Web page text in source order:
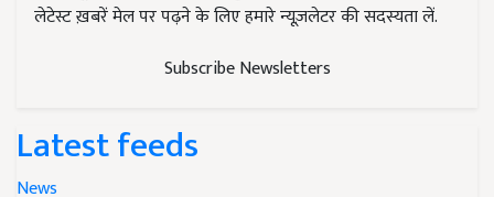
लेटेस्ट ख़बरें मेल पर पढ़ने के लिए हमारे न्यूज़लेटर की सदस्यता लें.
Subscribe Newsletters
Latest feeds
News